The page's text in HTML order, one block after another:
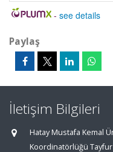
- see details
Paylaş
İletişim Bilgileri
Hatay Mustafa Kemal
Koordinatörlüğü